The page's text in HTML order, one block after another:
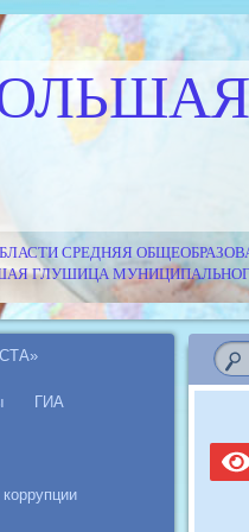
СРЕДНЯЯ
ГЛУШИЦА
ГИА